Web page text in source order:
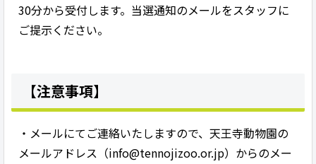
30分から受付します。当選通知のメールをスタッフに
ご提示ください。
【注意事項】
・メールにてご連絡いたしますので、天王寺動物園の
メールアドレス（info@tennojizoo.or.jp）からのメー